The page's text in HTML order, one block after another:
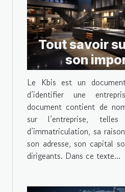
Tout savoir
son
Le Kbis est un
d’identifier une
document contient de
sur l’entreprise,
d’immatriculation, sa
son adresse, son capital
dirigeants. Dans ce texte...